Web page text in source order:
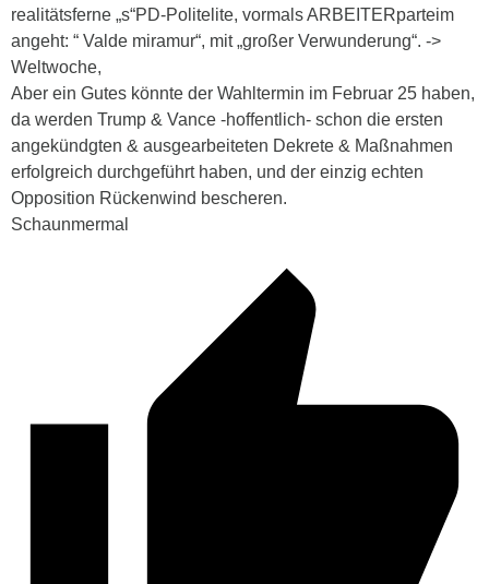
realitätsferne „s“PD-Politelite, vormals ARBEITERparteim
angeht: “ Valde miramur“, mit „großer Verwunderung“. ->
Weltwoche,
Aber ein Gutes könnte der Wahltermin im Februar 25 haben,
da werden Trump & Vance -hoffentlich- schon die ersten
angekündgten & ausgearbeiteten Dekrete & Maßnahmen
erfolgreich durchgeführt haben, und der einzig echten
Opposition Rückenwind bescheren.
Schaunmermal